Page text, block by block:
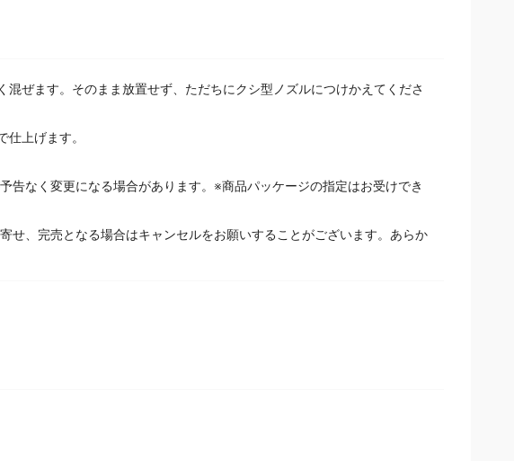
ぜます。そのまま放置せず、ただちにクシ型ノズルにつけかえてくださ
なく変更になる場合があります。※商品パッケージの指定はお受けでき
、完売となる場合はキャンセルをお願いすることがございます。あらか